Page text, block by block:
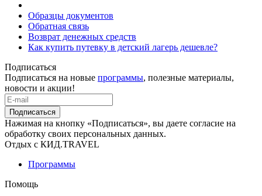
Образцы документов
Обратная связь
Возврат денежных средств
Как купить путевку в детский лагерь дешевле?
Подписаться
Подписаться на новые программы, полезные материалы,
новости и акции!
Подписаться
Нажимая на кнопку «Подписаться», вы даете согласие на
обработку своих персональных данных.
Отдых с КИД.TRAVEL
Программы
Помощь